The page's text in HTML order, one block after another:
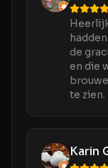
de
en die
te zien.
Karin